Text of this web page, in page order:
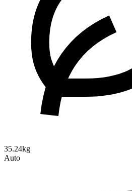
35.24kg
Auto